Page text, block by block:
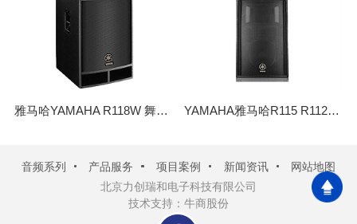
雅马哈YAMAHA R118W 舞台演出多媒体教室会议多功能厅 大功率音箱 YAMAHA雅马哈R115 R112 专业音响设备 演出舞台KTV会议户外音箱
音频系列 产品服务 项目案例 新闻资讯
网站地图
北京力创瑞和电子科技有限公司
技术支持：牛商股份